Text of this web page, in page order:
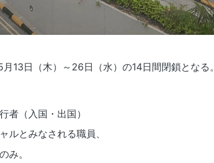
13日（木）～26日（水）の14日間閉鎖となる。
者（入国・出国）
ルとみなされる職員、
み。